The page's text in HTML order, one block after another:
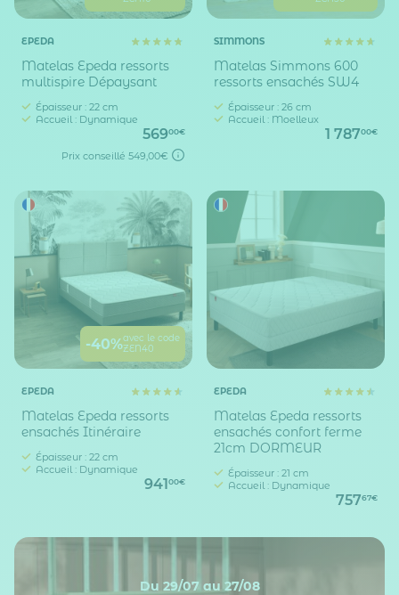
EPEDA
Matelas Epeda ressorts
multispire Dépaysant
Épaisseur : 22 cm
Accueil : Dynamique
56900€
Prix conseillé 549,00€
SIMMONS
Matelas Simmons 600
ressorts ensachés SW4
Épaisseur : 26 cm
Accueil : Moelleux
1 78700€
-40%avec le code
ZEN40
EPEDA
Matelas Epeda ressorts
ensachés Itinéraire
Épaisseur : 22 cm
Accueil : Dynamique
94100€
EPEDA
Matelas Epeda ressorts
ensachés confort ferme
21cm DORMEUR
Épaisseur : 21 cm
Accueil : Dynamique
75767€
Du 29/07 au 27/08